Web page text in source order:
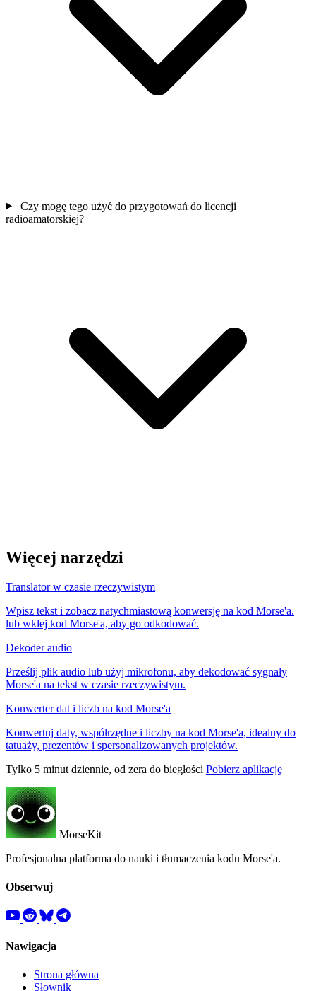
Czy mogę tego użyć do przygotowań do licencji
radioamatorskiej?
Więcej narzędzi
Translator w czasie rzeczywistym
Wpisz tekst i zobacz natychmiastową konwersję na kod Morse'a.
lub wklej kod Morse'a, aby go odkodować.
Dekoder audio
Prześlij plik audio lub użyj mikrofonu, aby dekodować sygnały
Morse'a na tekst w czasie rzeczywistym.
Konwerter dat i liczb na kod Morse'a
Konwertuj daty, współrzędne i liczby na kod Morse'a, idealny do
tatuaży, prezentów i spersonalizowanych projektów.
Tylko 5 minut dziennie, od zera do biegłości Pobierz aplikację
MorseKit
Profesjonalna platforma do nauki i tłumaczenia kodu Morse'a.
Obserwuj
Nawigacja
Strona główna
Słownik